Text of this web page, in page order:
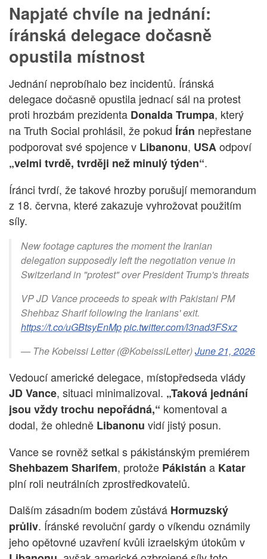
Napjaté chvíle na jednání:
íránská delegace dočasně
opustila místnost
Jednání neprobíhalo bez incidentů. Íránská
delegace dočasně opustila jednací sál na protest
proti hrozbám prezidenta Donalda Trumpa, který
na Truth Social prohlásil, že pokud Írán nepřestane
podporovat své spojence v Libanonu, USAodpoví
„velmi tvrdě, tvrději než minulý týden“.
Íránci tvrdí, že takové hrozby porušují memorandum
z 18. června, které zakazuje vyhrožovat použitím
síly.
New footage captures the moment the Iranian
delegation supposedly left the negotiation venue in
Switzerland in "protest" over President Trump's threats
VP JD Vance proceeds to speak with Pakistani PM
Shehbaz Sharif following the Iranians' exit.
https://t.co/uGBtsyEnMppic.twitter.com/l3nad3FSxz
— The Kobeissi Letter (@KobeissiLetter)June 21, 2026
Vedoucí americké delegace, místopředseda vlády
JD Vance, situaci minimalizoval. „Taková jednání
jsou vždy trochu nepořádná,“ komentoval a
dodal, že ohledně Libanonu vidí jistý posun.
Vance se rovněž setkal s pákistánským premiérem
Shehbazem Sharifem, protože Pákistán a Katar
plní roli neutrálních zprostředkovatelů.
Dalším zásadním bodem zůstává Hormuzský
průliv. Íránské revoluční gardy o víkendu oznámily
jeho opětovné uzavření kvůli izraelským útokům v